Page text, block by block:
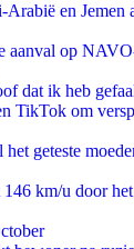
en Jemen
aanval op
dat ik heb
TikTok om
geteste
km/u door